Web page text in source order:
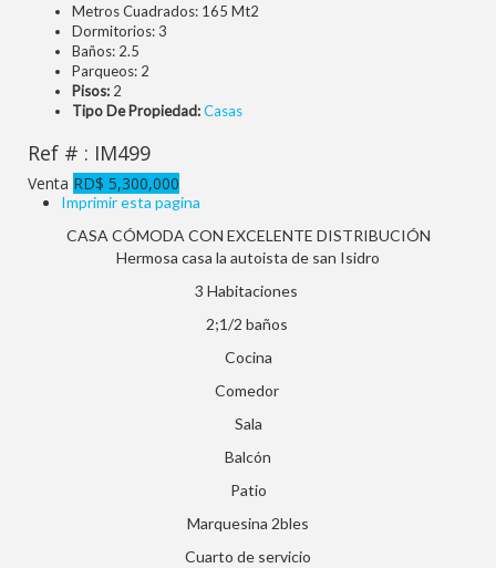
Metros Cuadrados: 165 Mt2
Dormitorios:3
Baños: 2.5
Parqueos: 2
Pisos: 2
Tipo De Propiedad:Casas
Ref # : IM499
Venta RD$ 5,300,000
Imprimir esta pagina
CASA CÓMODA CON EXCELENTE DISTRIBUCIÓN
Hermosa casa la autoista de san Isidro
3 Habitaciones
2;1/2 baños
Cocina
Comedor
Sala
Balcón
Patio
Marquesina 2bles
Cuarto de servicio